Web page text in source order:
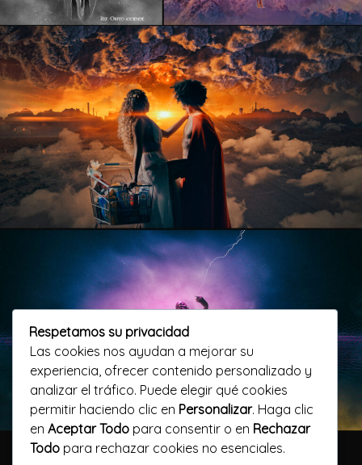
Respetamos su privacidad
Las cookies nos ayudan a mejorar su
experiencia, ofrecer contenido personalizado y
analizar el tráfico. Puede elegir qué cookies
permitir haciendo clic en Personalizar. Haga clic
en Aceptar Todo para consentir o en Rechazar
Todo para rechazar cookies no esenciales.